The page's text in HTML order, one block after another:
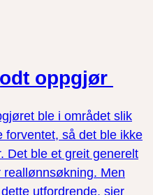
oppgjør
ble i området slik
forventet, så det ble ikke
Det ble et greit generelt
Men
utfordrende, sier